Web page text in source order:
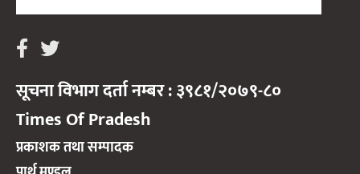
सूचना विभाग दर्ता नम्बर : ३९८१/२०७९-८०
Times Of Pradesh
प्रकाशक तथा सम्पादक